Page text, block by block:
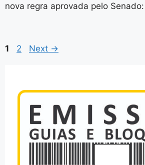
nova regra aprovada pelo Senado:
1 2 Next →